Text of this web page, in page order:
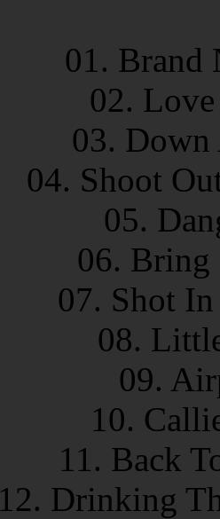
01. Brand
02.
03.
04. Shoot
05.
06.
07. Shot
08.
09.
10.
11. Back
12. Drinking